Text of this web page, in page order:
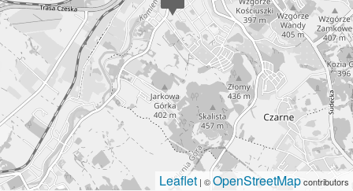
Leaflet | ©OpenStreetMapcontributors